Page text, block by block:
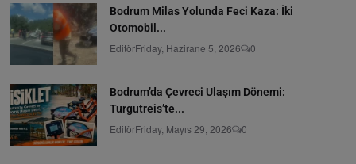
Bodrum Milas Yolunda Feci Kaza: İki
Otomobil...
EditörFriday, Hazirane 5, 2026 0
Bodrum’da Çevreci Ulaşım Dönemi:
Turgutreis’te...
EditörFriday, Mayıs 29, 2026 0